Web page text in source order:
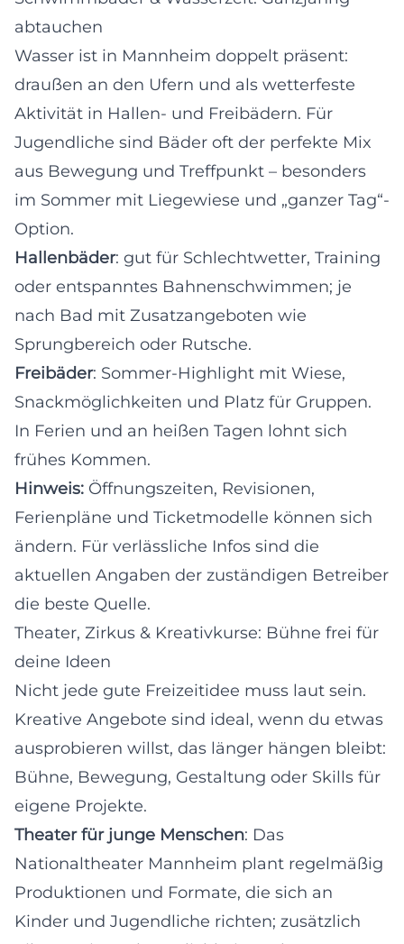
abtauchen
Wasser ist in Mannheim doppelt präsent:
draußen an den Ufern und als wetterfeste
Aktivität in Hallen- und Freibädern. Für
Jugendliche sind Bäder oft der perfekte Mix
aus Bewegung und Treffpunkt – besonders
im Sommer mit Liegewiese und „ganzer Tag“-
Option.
Hallenbäder: gut für Schlechtwetter, Training
oder entspanntes Bahnenschwimmen; je
nach Bad mit Zusatzangeboten wie
Sprungbereich oder Rutsche.
Freibäder: Sommer-Highlight mit Wiese,
Snackmöglichkeiten und Platz für Gruppen.
In Ferien und an heißen Tagen lohnt sich
frühes Kommen.
Hinweis: Öffnungszeiten, Revisionen,
Ferienpläne und Ticketmodelle können sich
ändern. Für verlässliche Infos sind die
aktuellen Angaben der zuständigen Betreiber
die beste Quelle.
Theater, Zirkus & Kreativkurse: Bühne frei für
deine Ideen
Nicht jede gute Freizeitidee muss laut sein.
Kreative Angebote sind ideal, wenn du etwas
ausprobieren willst, das länger hängen bleibt:
Bühne, Bewegung, Gestaltung oder Skills für
eigene Projekte.
Theater für junge Menschen: Das
Nationaltheater Mannheim plant regelmäßig
Produktionen und Formate, die sich an
Kinder und Jugendliche richten; zusätzlich